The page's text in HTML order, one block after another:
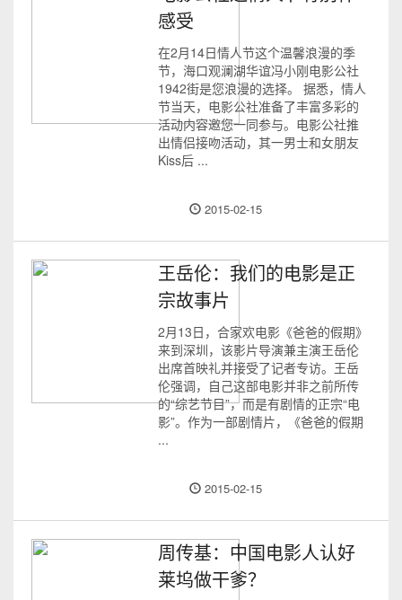
感受
在2月14日情人节这个温馨浪漫的季
节，海口观澜湖华谊冯小刚电影公社
1942街是您浪漫的选择。 据悉，情人
节当天，电影公社准备了丰富多彩的
活动内容邀您一同参与。电影公社推
出情侣接吻活动，其一男士和女朋友
Kiss后 ...
2015-02-15
王岳伦：我们的电影是正
宗故事片
2月13日，合家欢电影《爸爸的假期》
来到深圳，该影片导演兼主演王岳伦
出席首映礼并接受了记者专访。王岳
伦强调，自己这部电影并非之前所传
的“综艺节目”，而是有剧情的正宗“电
影”。作为一部剧情片，《爸爸的假期
...
2015-02-15
周传基：中国电影人认好
莱坞做干爹？